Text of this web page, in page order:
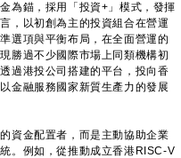
錨，採用「投資+」模式，發揮
，以初創為主的投資組合在營運
選項與平衡布局，在全面營運的
勝過不少國際市場上同類機構初
過港投公司搭建的平台，投向香
金融服務國家新質生產力的發展
金配置者，而是主動協助企業
。例如，從推動成立香港RISC-V